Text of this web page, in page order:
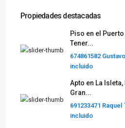
Propiedades destacadas
Piso en el
Tener...
674861582 Gustavo
incluido
Apto en La
Gran...
691233471 Raquel
incluido